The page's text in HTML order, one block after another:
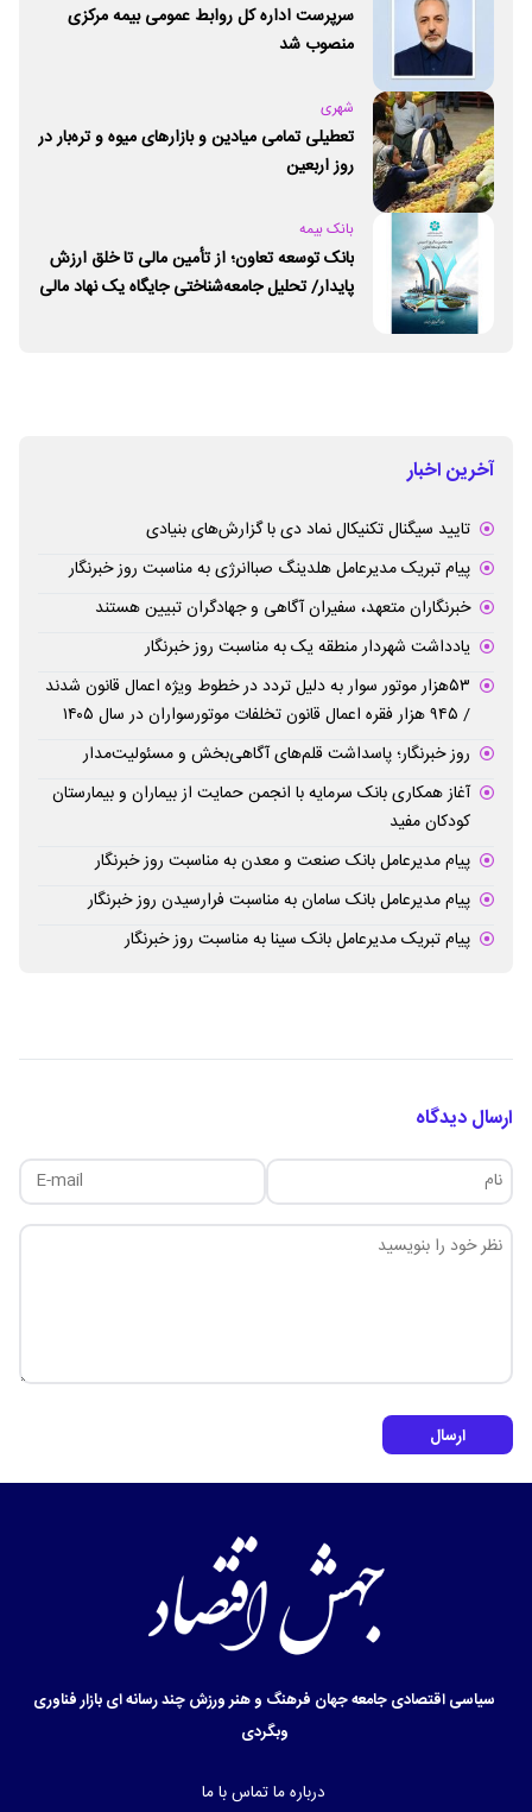
سرپرست اداره کل روابط عمومی بیمه مرکزی
منصوب شد
شهری
تعطیلی تمامی میادین و بازارهای میوه و تره‌بار در
روز اربعین
بانک بیمه
بانک توسعه تعاون؛ از تأمین مالی تا خلق ارزش
پایدار/ تحلیل جامعه‌شناختی جایگاه یک نهاد مالی
آخرین اخبار
تایید سیگنال تکنیکال نماد دی با گزارش‌های بنیادی
پیام تبریک مدیرعامل هلدینگ صباانرژی به مناسبت روز خبرنگار
خبرنگاران متعهد، سفیران آگاهی و جهادگران تبیین هستند
یادداشت شهردار منطقه یک به مناسبت روز خبرنگار
۵۳هزار موتور سوار به دلیل تردد در خطوط ویژه اعمال قانون شدند
/ ۹۴۵ هزار فقره اعمال قانون تخلفات موتورسواران در سال ۱۴۰۵
روز خبرنگار؛ پاسداشت قلم‌های آگاهی‌بخش و مسئولیت‌مدار
آغاز همکاری بانک سرمایه با انجمن حمایت از بیماران و بیمارستان
کودکان مفید
پیام مدیرعامل بانک صنعت و معدن به مناسبت روز خبرنگار
پیام مدیرعامل بانک سامان به مناسبت فرارسیدن روز خبرنگار
پیام تبریک مدیرعامل بانک سینا به مناسبت روز خبرنگار
ارسال دیدگاه
ارسال
سیاسیاقتصادیجامعهجهان فرهنگ و هنرورزشچند رسانه ایبازارفناوری
وبگردی
درباره ماتماس با ما